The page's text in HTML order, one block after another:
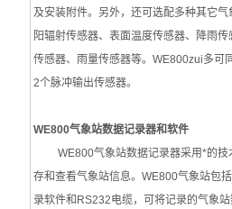
爱华声级计
声级计和噪声测量分析仪
一氧化碳分析仪
雨沃酒精测试仪
及安装附件。另外，还可选配多种其它
阳辐射传感器、表面温度传感器、降雨
传感器、雨量传感器等。WE800zui多可
2个脉冲输出传感器。
WE800气象站数据记录器和软件
WE800气象站数据记录器采用*的技
存和查看气象站信息。WE800气象站包
录软件和RS232电缆，可将记录的气象站